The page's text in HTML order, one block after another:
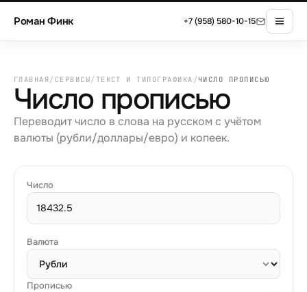
Роман Финк +7 (958) 580-10-15
ГЛАВНАЯ/ СЕРВИСЫ/ ТЕКСТ И ТИПОГРАФИКА /ЧИСЛО ПРОПИСЬЮ
Число прописью
Переводит число в слова на русском с учётом
валюты (рубли/доллары/евро) и копеек.
Число
Валюта
Прописью